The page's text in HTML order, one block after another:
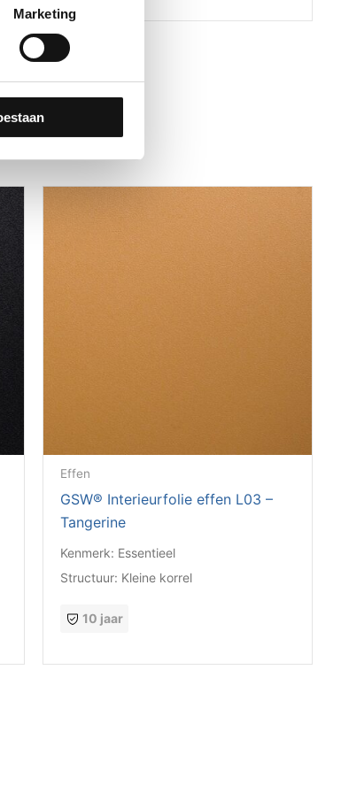
Marketing
Effen
GSW® Interieurfolie effen L03 –
Tangerine
Kenmerk: Essentieel
Structuur: Kleine korrel
10 jaar